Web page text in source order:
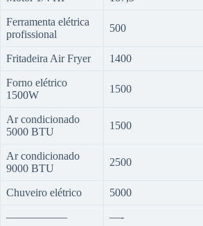
Ferramenta elétrica
profissional
500
Fritadeira Air Fryer 1400
Forno elétrico
1500W
1500
Ar condicionado
5000 BTU
1500
Ar condicionado
9000 BTU
2500
Chuveiro elétrico 5000
—————– —-